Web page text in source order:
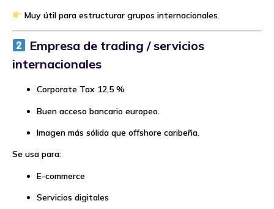
Muy útil para estructurar grupos internacionales.
Empresa de trading / servicios
internacionales
Corporate Tax 12,5 %
Buen acceso bancario europeo.
Imagen más sólida que offshore caribeña.
Se usa para:
E-commerce
Servicios digitales